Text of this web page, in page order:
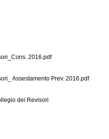
2016.pdf
Assestamento Prev. 2016.pdf
dei Revisori